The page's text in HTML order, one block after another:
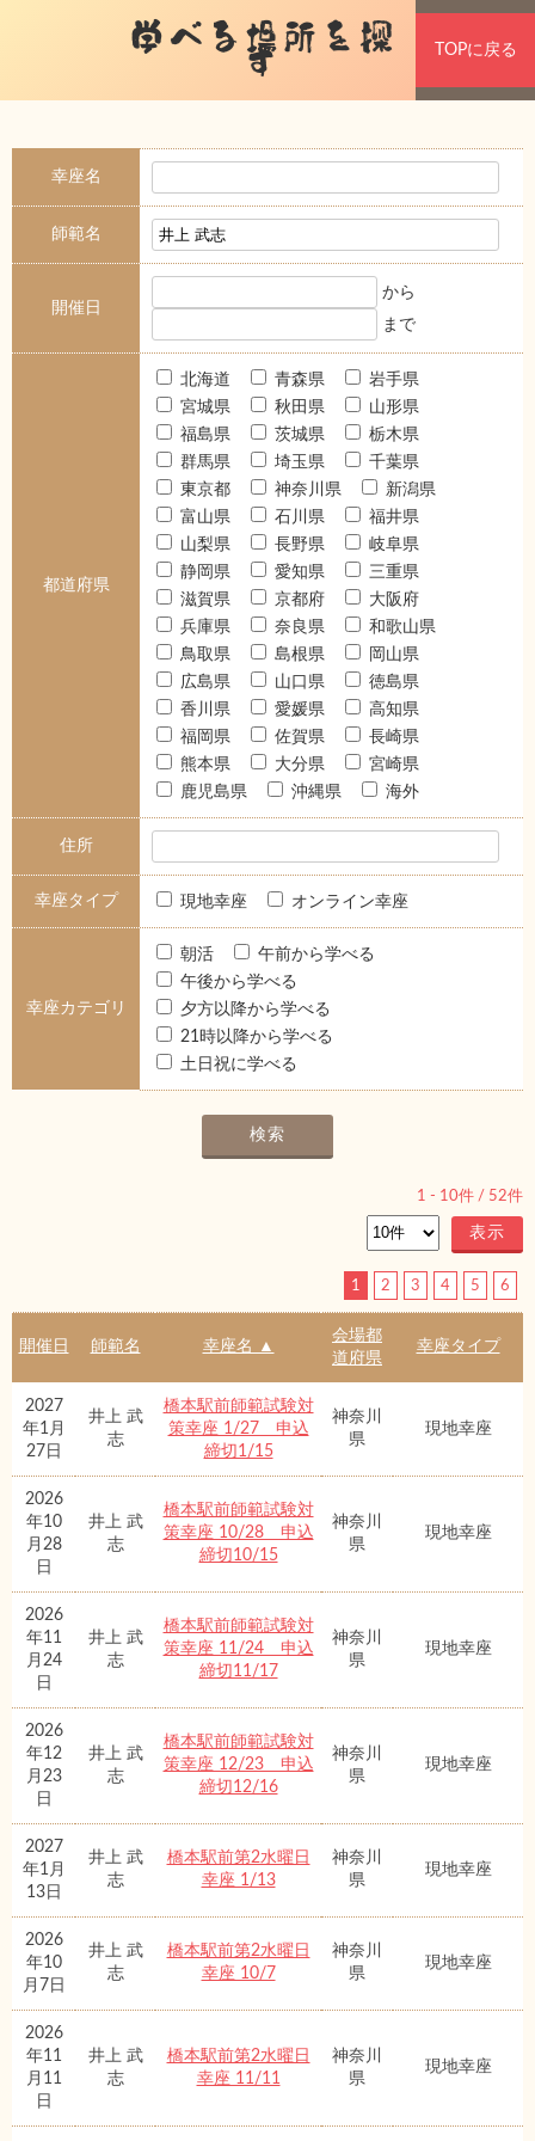
学べる場所を探
す TOPに戻る
幸座名
師範名
開催日
から
まで
都道府県
北海道 青森県
岩手県
宮城県
秋田県
山形県
福島県
茨城県
栃木県
群馬県
埼玉県
千葉県
東京都
神奈川県
新潟県
富山県
石川県
福井県
山梨県
長野県
岐阜県
静岡県
愛知県
三重県
滋賀県
京都府
大阪府
兵庫県
奈良県
和歌山県
鳥取県
島根県
岡山県
広島県
山口県
徳島県
香川県
愛媛県
高知県
福岡県
佐賀県
長崎県
熊本県
大分県
宮崎県
鹿児島県
沖縄県 海外
住所
幸座タイプ 現地幸座 オンライン幸座
幸座カテゴリ
朝活
午前から学べる
午後から学べる
夕方以降から学べる
21時以降から学べる
土日祝に学べる
1 - 10件 / 52件
1 2 3 4 5 6
開催日 師範名 幸座名 ▲
会場都
道府県
幸座タイプ
2027
年1月
27日
井上 武
志
橋本駅前師範試験対
策幸座 1/27 申込
締切1/15
神奈川
県
現地幸座
2026
年10
月28
日
井上 武
志
橋本駅前師範試験対
策幸座 10/28 申込
締切10/15
神奈川
県
現地幸座
2026
年11
月24
日
井上 武
志
橋本駅前師範試験対
策幸座 11/24 申込
締切11/17
神奈川
県
現地幸座
2026
年12
月23
日
井上 武
志
橋本駅前師範試験対
策幸座 12/23 申込
締切12/16
神奈川
県
現地幸座
2027
年1月
13日
井上 武
志
橋本駅前第2水曜日
幸座 1/13
神奈川
県
現地幸座
2026
年10
月7日
井上 武
志
橋本駅前第2水曜日
幸座 10/7
神奈川
県
現地幸座
2026
年11
月11
日
井上 武
志
橋本駅前第2水曜日
幸座 11/11
神奈川
県
現地幸座